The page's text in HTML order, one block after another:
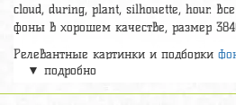
cloud, during, plant, silhouette, hour.
фоны в хорошем качестве, размер
Релевантные картинки и подборки
компьютера эстетика
рабочий стол поле цветов эстетика,
▼ подробно